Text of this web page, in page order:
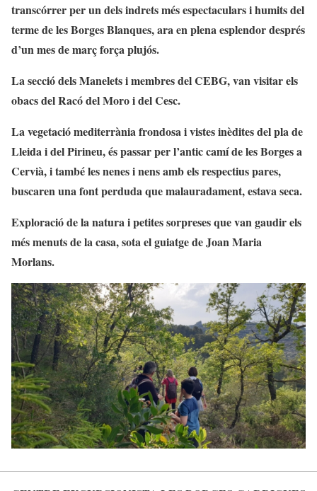
transcórrer per un dels indrets més espectaculars i humits del
terme de les Borges Blanques, ara en plena esplendor després
d’un mes de març força plujós.
La secció dels Manelets i membres del CEBG, van visitar els
obacs del Racó del Moro i del Cesc.
La vegetació mediterrània frondosa i vistes inèdites del pla de
Lleida i del Pirineu, és passar per l’antic camí de les Borges a
Cervià, i també les nenes i nens amb els respectius pares,
buscaren una font perduda que malauradament, estava seca.
Exploració de la natura i petites sorpreses que van gaudir els
més menuts de la casa, sota el guiatge de Joan Maria
Morlans.